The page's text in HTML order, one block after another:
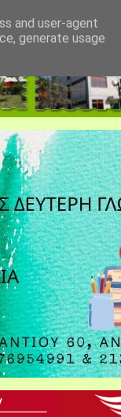
and user-agent
generate usage